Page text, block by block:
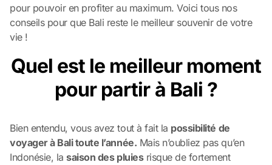
pour pouvoir en profiter au maximum. Voici tous nos
conseils pour que Bali reste le meilleur souvenir de votre
vie !
Quel est le meilleur moment
pour partir à Bali ?
Bien entendu, vous avez tout à fait la possibilité de
voyager à Bali toute l’année. Mais n’oubliez pas qu’en
Indonésie, lasaison des pluiesrisque de fortement